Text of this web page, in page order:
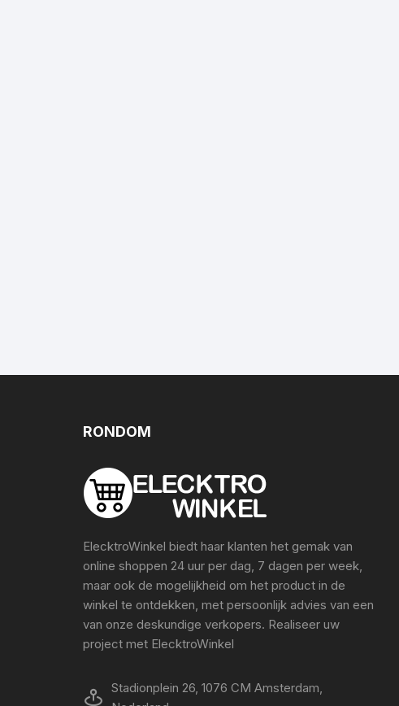
RONDOM
ElecktroWinkel biedt haar klanten het gemak van
online shoppen 24 uur per dag, 7 dagen per week,
maar ook de mogelijkheid om het product in de
winkel te ontdekken, met persoonlijk advies van een
van onze deskundige verkopers. Realiseer uw
project met ElecktroWinkel
Stadionplein 26, 1076 CM Amsterdam,